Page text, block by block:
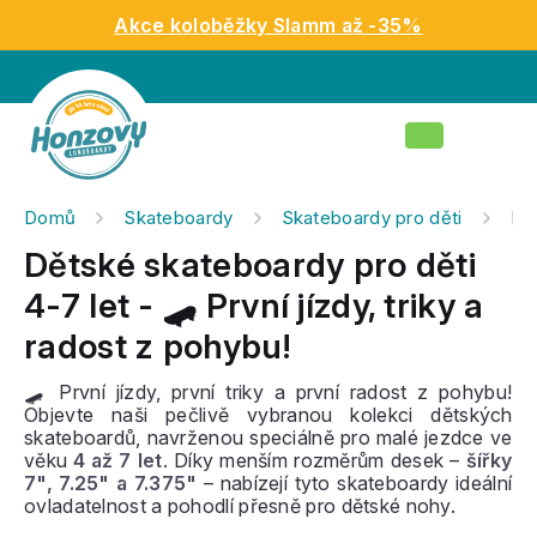
obsah
Akce koloběžky Slamm až -35%
Nákupní
Domů Skateboardy Skateboardy pro děti
Dětské skateboardy pro děti
4-7 let - 🛹 První jízdy, triky a
radost z pohybu!
🛹 První jízdy, první triky a první radost z pohybu!
Objevte naši pečlivě vybranou kolekci dětských
skateboardů, navrženou speciálně pro malé jezdce ve
věku 4 až 7 let. Díky menším rozměrům desek – šířky
7", 7.25" a 7.375" – nabízejí tyto skateboardy ideální
ovladatelnost a pohodlí přesně pro dětské nohy.